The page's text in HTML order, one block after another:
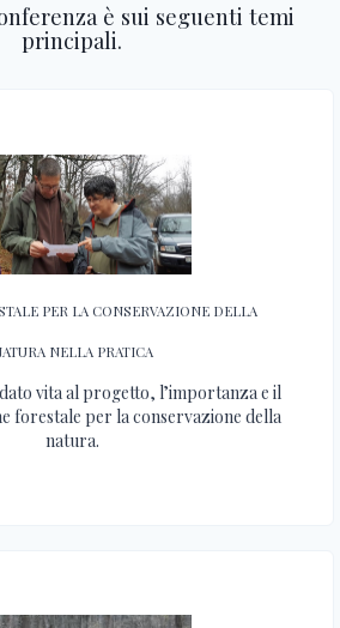
testo
è sui seguenti temi
principali.
PER LA CONSERVAZIONE DELLA
NELLA PRATICA
vita al progetto, l’importanza e il
forestale per la conservazione della
natura.